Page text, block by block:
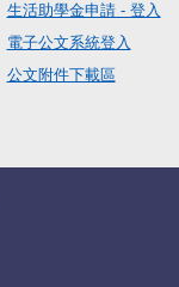
生活助學金申請 - 登入
電子公文系統登入
公文附件下載區